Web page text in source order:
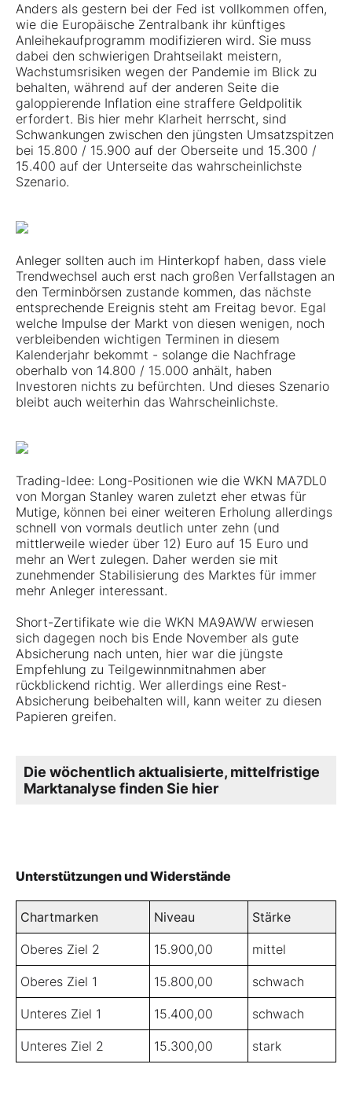
Anders als gestern bei der Fed ist vollkommen offen,
wie die Europäische Zentralbank ihr künftiges
Anleihekaufprogramm modifizieren wird. Sie muss
dabei den schwierigen Drahtseilakt meistern,
Wachstumsrisiken wegen der Pandemie im Blick zu
behalten, während auf der anderen Seite die
galoppierende Inflation eine straffere Geldpolitik
erfordert. Bis hier mehr Klarheit herrscht, sind
Schwankungen zwischen den jüngsten Umsatzspitzen
bei 15.800 / 15.900 auf der Oberseite und 15.300 /
15.400 auf der Unterseite das wahrscheinlichste
Szenario.
Anleger sollten auch im Hinterkopf haben, dass viele
Trendwechsel auch erst nach großen Verfallstagen an
den Terminbörsen zustande kommen, das nächste
entsprechende Ereignis steht am Freitag bevor. Egal
welche Impulse der Markt von diesen wenigen, noch
verbleibenden wichtigen Terminen in diesem
Kalenderjahr bekommt - solange die Nachfrage
oberhalb von 14.800 / 15.000 anhält, haben
Investoren nichts zu befürchten. Und dieses Szenario
bleibt auch weiterhin das Wahrscheinlichste.
Trading-Idee: Long-Positionen wie die WKN MA7DL0
von Morgan Stanley waren zuletzt eher etwas für
Mutige, können bei einer weiteren Erholung allerdings
schnell von vormals deutlich unter zehn (und
mittlerweile wieder über 12) Euro auf 15 Euro und
mehr an Wert zulegen. Daher werden sie mit
zunehmender Stabilisierung des Marktes für immer
mehr Anleger interessant.
Short-Zertifikate wie die WKN MA9AWW erwiesen
sich dagegen noch bis Ende November als gute
Absicherung nach unten, hier war die jüngste
Empfehlung zu Teilgewinnmitnahmen aber
rückblickend richtig. Wer allerdings eine Rest-
Absicherung beibehalten will, kann weiter zu diesen
Papieren greifen.
Die wöchentlich aktualisierte, mittelfristige
Marktanalyse finden Sie hier
Unterstützungen und Widerstände
Chartmarken Niveau Stärke
Oberes Ziel 2 15.900,00 mittel
Oberes Ziel 1 15.800,00 schwach
Unteres Ziel 1 15.400,00 schwach
Unteres Ziel 2 15.300,00 stark